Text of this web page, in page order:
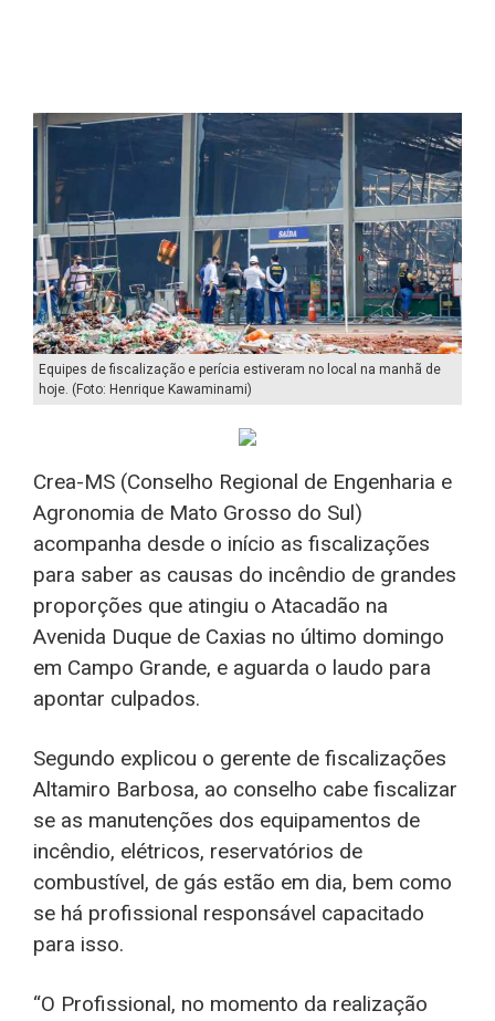
Equipes de fiscalização e perícia estiveram no local na manhã de
hoje. (Foto: Henrique Kawaminami)
Crea-MS (Conselho Regional de Engenharia e
Agronomia de Mato Grosso do Sul)
acompanha desde o início as fiscalizações
para saber as causas do incêndio de grandes
proporções que atingiu o Atacadão na
Avenida Duque de Caxias no último domingo
em Campo Grande, e aguarda o laudo para
apontar culpados.
Segundo explicou o gerente de fiscalizações
Altamiro Barbosa, ao conselho cabe fiscalizar
se as manutenções dos equipamentos de
incêndio, elétricos, reservatórios de
combustível, de gás estão em dia, bem como
se há profissional responsável capacitado
para isso.
“O Profissional, no momento da realização